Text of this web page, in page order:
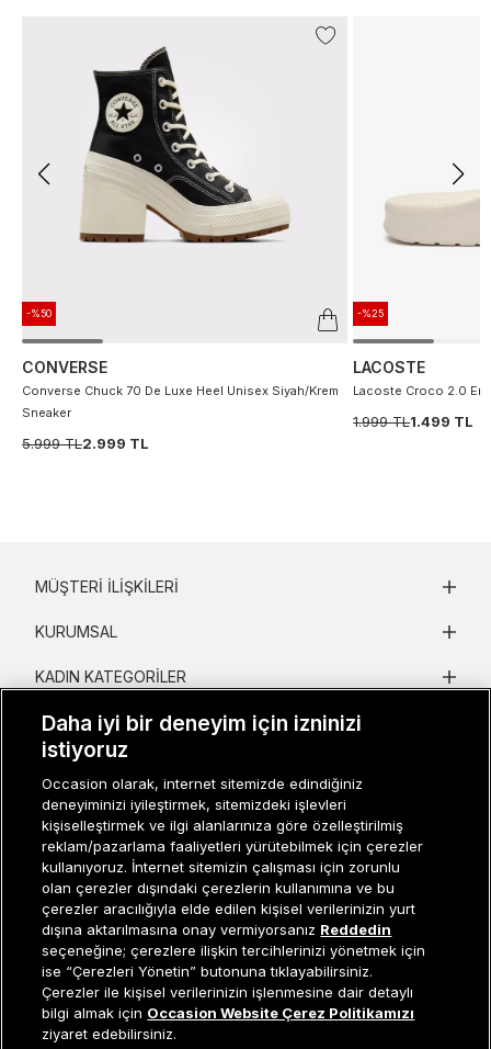
Sepete Ekle
-%50
CONVERSE
Converse Chuck 70 De Luxe Heel Unisex Siyah/Krem
Sneaker
5.999 TL2.999 TL
-%25
LACOSTE
Lacoste Croco 2.0
1.999 TL1.499 TL
Müşteri İlişkileri0 850 800 01 20
MÜŞTERI İLIŞKILERI
KURUMSAL
KADIN KATEGORILER
GRUP MARKALAR
ERKEK KATEGORILER
Occasion bir EREN PERAKENDE markasıdır. © Eren Holding
Daha iyi bir deneyim için izninizi
istiyoruz
Occasion olarak, internet sitemizde edindiğiniz
deneyiminizi iyileştirmek, sitemizdeki işlevleri
kişiselleştirmek ve ilgi alanlarınıza göre özelleştirilmiş
reklam/pazarlama faaliyetleri yürütebilmek için çerezler
kullanıyoruz. İnternet sitemizin çalışması için zorunlu
olan çerezler dışındaki çerezlerin kullanımına ve bu
çerezler aracılığıyla elde edilen kişisel verilerinizin yurt
dışına aktarılmasına onay vermiyorsanız Reddedin
seçeneğine; çerezlere ilişkin tercihlerinizi yönetmek için
ise “Çerezleri Yönetin” butonuna tıklayabilirsiniz.
Çerezler ile kişisel verilerinizin işlenmesine dair detaylı
bilgi almak için Occasion Website Çerez Politikamızı
ziyaret edebilirsiniz.